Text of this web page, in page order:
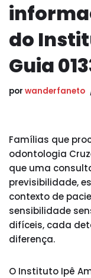
do
Guia
por wanderfaneto
Famílias que
odontologia
que uma
previsibilidade,
contexto de
sensibilidade
difíceis, cada
diferença.
O Instituto Ipê